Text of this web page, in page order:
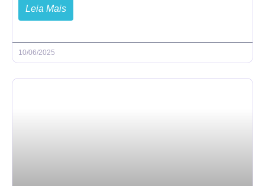
Leia Mais
10/06/2025